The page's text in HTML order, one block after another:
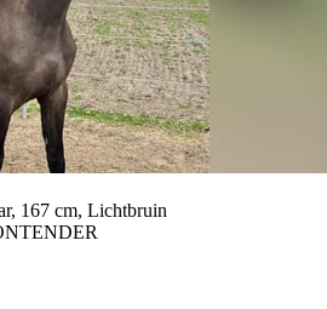
167 cm, Lichtbruin